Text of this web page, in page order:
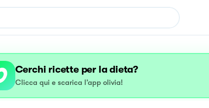
Cerchi ricette per la dieta?
Clicca qui e scarica l’app olivia!